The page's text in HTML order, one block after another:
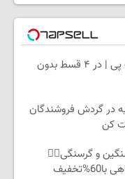
خرید موبایل با اسنپ پی | در ۴ قسط بدون
در گردش فروشندگان
کن
و گرسنگی👈🏻